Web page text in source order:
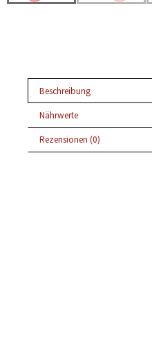
Beschreibung
Nährwerte
Rezensionen (0)